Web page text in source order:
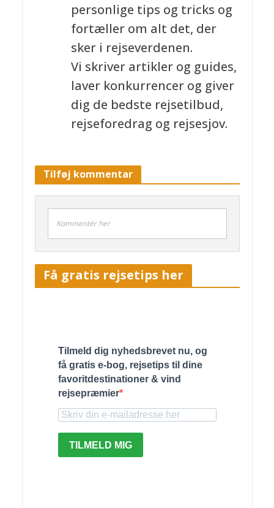
personlige tips og tricks og
fortæller om alt det, der
sker i rejseverdenen.
Vi skriver artikler og guides,
laver konkurrencer og giver
dig de bedste rejsetilbud,
rejseforedrag og rejsesjov.
Tilføj kommentar
Kommentér her
Få gratis rejsetips her
Tilmeld dig nyhedsbrevet nu, og
få gratis e-bog, rejsetips til dine
favoritdestinationer & vind
rejsepræmier
TILMELD MIG